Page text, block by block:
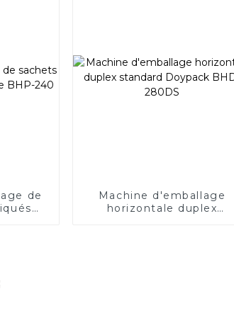
de
Machine d'emballage
horizontale duplex